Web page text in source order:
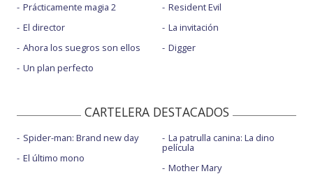
Prácticamente magia 2
El director
Ahora los suegros son ellos
Un plan perfecto
Resident Evil
La invitación
Digger
CARTELERA DESTACADOS
Spider-man: Brand new day
El último mono
La patrulla canina: La dino
película
Mother Mary